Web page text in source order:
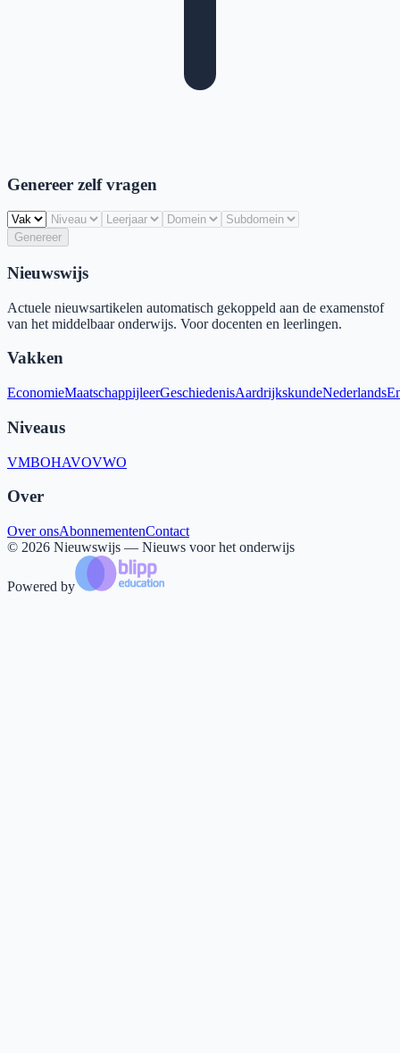
Genereer zelf vragen
Genereer
Nieuwswijs
Actuele nieuwsartikelen automatisch gekoppeld aan de examenstof
van het middelbaar onderwijs. Voor docenten en leerlingen.
Vakken
EconomieMaatschappijleerGeschiedenisAardrijkskundeNederlands
Niveaus
VMBOHAVOVWO
Over
Over onsAbonnementenContact
© 2026 Nieuwswijs — Nieuws voor het onderwijs
Powered by